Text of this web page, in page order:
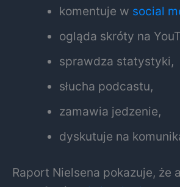
komentuje w social
ogląda skróty na
sprawdza statystyki,
słucha podcastu,
zamawia jedzenie,
dyskutuje na
Raport Nielsena pokazuje, że